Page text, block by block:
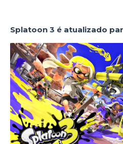
Splatoon 3 é atualizado